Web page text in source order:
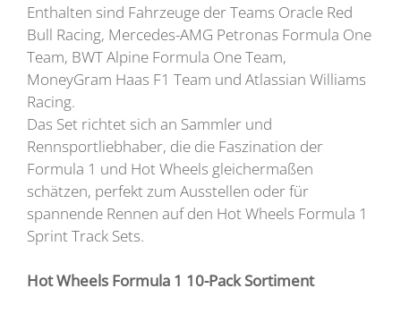
Enthalten sind Fahrzeuge der Teams Oracle Red
Bull Racing, Mercedes-AMG Petronas Formula One
Team, BWT Alpine Formula One Team,
MoneyGram Haas F1 Team und Atlassian Williams
Racing.
Das Set richtet sich an Sammler und
Rennsportliebhaber, die die Faszination der
Formula 1 und Hot Wheels gleichermaßen
schätzen, perfekt zum Ausstellen oder für
spannende Rennen auf den Hot Wheels Formula 1
Sprint Track Sets.
Hot Wheels Formula 1 10-Pack Sortiment